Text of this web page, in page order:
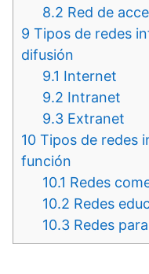
8.2 Red de
9 Tipos de redes
difusión
9.1 Internet
9.2 Intranet
9.3 Extranet
10 Tipos de redes
función
10.1 Redes
10.2 Redes
10.3 Redes